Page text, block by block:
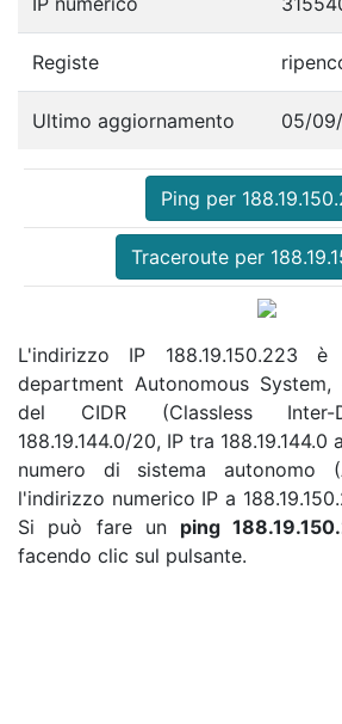
Registe
Ultimo aggiornamento 05/
Ping per
Traceroute per
L'indirizzo IP 188.19.150.223
department Autonomous
del CIDR (Classless Inter-
188.19.144.0/20, IP tra 188.19.144.0
numero di sistema autonomo
l'indirizzo numerico IP a
Si può fare un ping
facendo clic sul pulsante.